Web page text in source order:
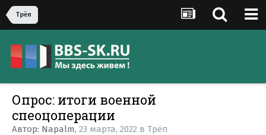
Трёп
Опрос: итоги военной
спеоцоперации
Автор: Napalm, 23 марта, 2022 в Трёп